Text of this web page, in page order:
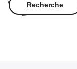
Recherche